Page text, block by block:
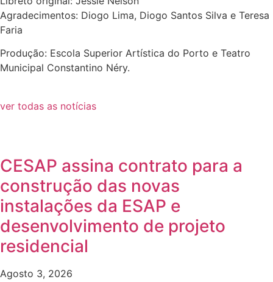
Agradecimentos: Diogo Lima, Diogo Santos Silva e Teresa
Faria
Produção: Escola Superior Artística do Porto e Teatro
Municipal Constantino Néry.
ver todas as notícias
CESAP assina contrato para a
construção das novas
instalações da ESAP e
desenvolvimento de projeto
residencial
Agosto 3, 2026